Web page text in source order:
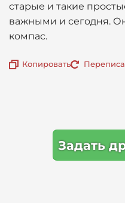
старые и такие
важными и сегодня.
компас.
Копировать
Задать